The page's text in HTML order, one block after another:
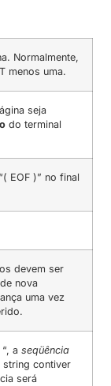
Normalmente,
menos uma.
seja
do terminal
EOF )” no final
devem ser
nova
uma vez
“, aseqüência
string contiver
será